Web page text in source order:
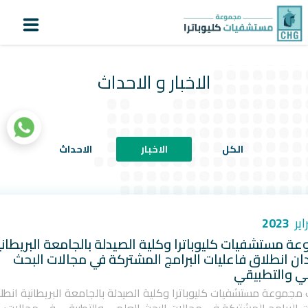
حساب
المستشفيات
التقنيات الطبية
المستثمرون
الاخبار و الاحداث
الكل الاخبار الاحداث
مستشفيات كليوباترا وكلية الصيدلة بالجامعة
انطلاق فاعليات البرامج المشتركة في مجالات البحث
والتطبيقي
مستشفيات كليوباترا وكلية الصيدلة بالجامعة البريطانية